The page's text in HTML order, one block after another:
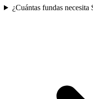
¿Cuántas fundas